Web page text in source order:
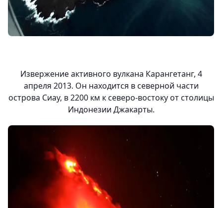
Извержение активного вулкана Карангетанг, 4
апреля 2013. Он находится в северной части
острова Сиау, в 2200 км к северо-востоку от столицы
Индонезии Джакарты.